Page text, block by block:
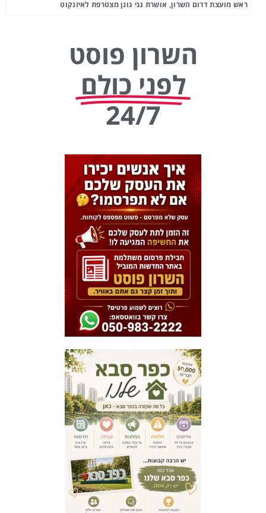
ראש מועצת דרום השרון, אושרת גני גונן מצטרפת לאיזנקוט
השרון פוסט
לפני כולם
24/7